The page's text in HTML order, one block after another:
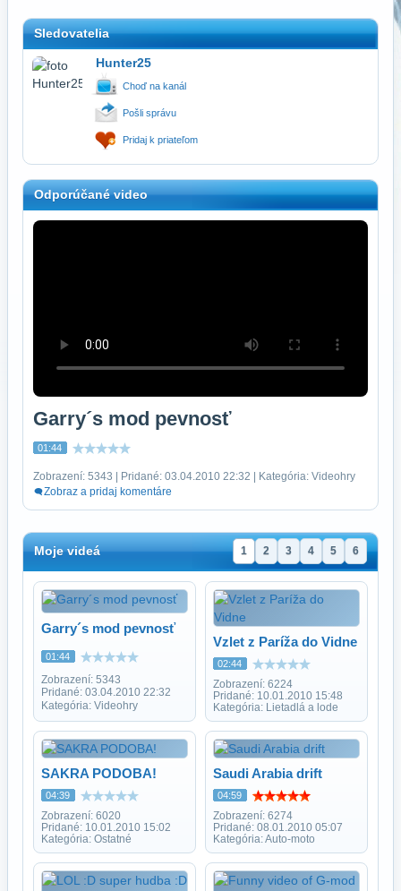
Sledovatelia
Hunter25
Choď na kanál
Pošli správu
Pridaj k priateľom
Odporúčané video
Garry´s mod pevnosť
01:44
Zobrazení: 5343 | Pridané: 03.04.2010 22:32 | Kategória: Videohry
Zobraz a pridaj komentáre
Moje videá 1 2 3 4 5 6
Garry´s mod pevnosť
01:44
Zobrazení: 5343
Pridané: 03.04.2010 22:32
Kategória: Videohry
Vzlet z Paríža do Vidne
02:44
Zobrazení: 6224
Pridané: 10.01.2010 15:48
Kategória: Lietadlá a lode
SAKRA PODOBA!
04:39
Zobrazení: 6020
Pridané: 10.01.2010 15:02
Kategória: Ostatné
Saudi Arabia drift
04:59
Zobrazení: 6274
Pridané: 08.01.2010 05:07
Kategória: Auto-moto